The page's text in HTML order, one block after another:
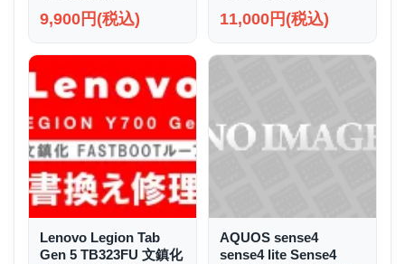
9,900円(税込) 11,000円(税込)
Lenovo Legion Tab
Gen 5 TB323FU 文鎮化
AQUOS sense4
sense4 lite Sense4